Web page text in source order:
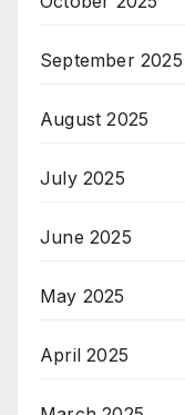
September 2025
August 2025
July 2025
June 2025
May 2025
April 2025